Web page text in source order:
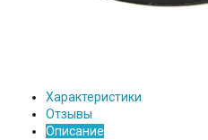
Характеристики
Отзывы
Описание